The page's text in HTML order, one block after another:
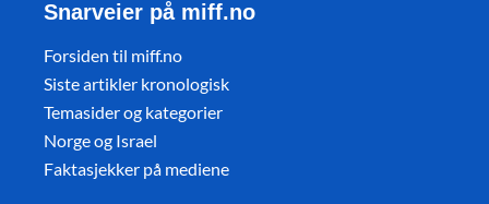
Snarveier på miff.no
Forsiden til miff.no
Siste artikler kronologisk
Temasider og kategorier
Norge og Israel
Faktasjekker på mediene